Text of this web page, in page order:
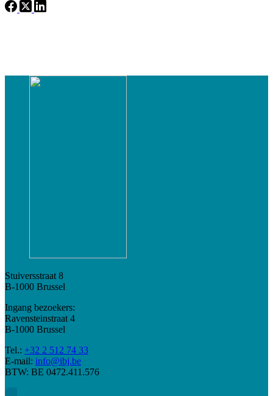
Stuiversstraat 8
B-1000 Brussel
Ingang bezoekers:
Ravensteinstraat 4
B-1000 Brussel
Tel.: +32 2 512 74 33
E-mail: info@ibj.be
BTW: BE 0472.411.576